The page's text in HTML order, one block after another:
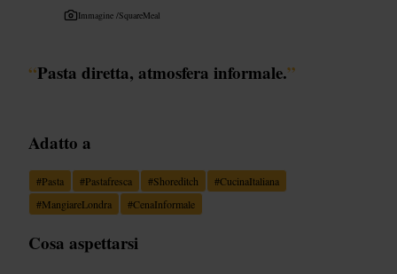
Immagine /SquareMeal
“Pasta diretta, atmosfera informale.”
Adatto a
#Pasta #Pastafresca #Shoreditch #CucinaItaliana
#MangiareLondra #CenaInformale
Cosa aspettarsi